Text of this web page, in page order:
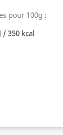
pour 100g :
/ 350 kcal